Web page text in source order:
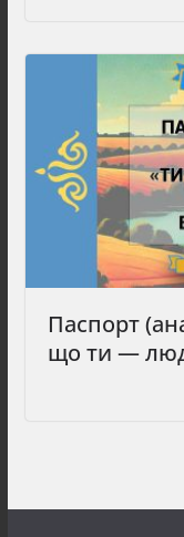
Паспорт
що ти —